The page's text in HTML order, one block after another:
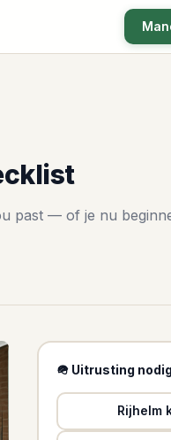
past — of je nu
🪖 Uitrusting
Rijhelm